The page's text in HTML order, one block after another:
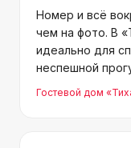
Номер и всё
чем на фото. В
идеально для
неспешной
аптеки. Лена
Гостевой дом